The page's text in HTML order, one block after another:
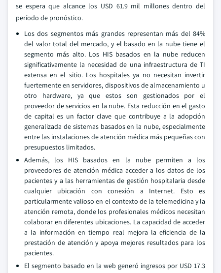
se espera que alcance los USD 61.9 mil millones dentro del
período de pronóstico.
Los dos segmentos más grandes representan más del 84%
del valor total del mercado, y el basado en la nube tiene el
segmento más alto. Los HIS basados en la nube reducen
significativamente la necesidad de una infraestructura de TI
extensa en el sitio. Los hospitales ya no necesitan invertir
fuertemente en servidores, dispositivos de almacenamiento u
otro hardware, ya que estos son gestionados por el
proveedor de servicios en la nube. Esta reducción en el gasto
de capital es un factor clave que contribuye a la adopción
generalizada de sistemas basados en la nube, especialmente
entre las instalaciones de atención médica más pequeñas con
presupuestos limitados.
Además, los HIS basados en la nube permiten a los
proveedores de atención médica acceder a los datos de los
pacientes y a las herramientas de gestión hospitalaria desde
cualquier ubicación con conexión a Internet. Esto es
particularmente valioso en el contexto de la telemedicina y la
atención remota, donde los profesionales médicos necesitan
colaborar en diferentes ubicaciones. La capacidad de acceder
a la información en tiempo real mejora la eficiencia de la
prestación de atención y apoya mejores resultados para los
pacientes.
El segmento basado en la web generó ingresos por USD 17.3